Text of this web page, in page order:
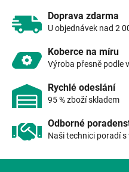
Doprava zdarma
U objednávek nad 2
Koberce na míru
Výroba přesně podle
Rychlé odeslání
95 % zboží skladem
Odborné
Naši technici poradí